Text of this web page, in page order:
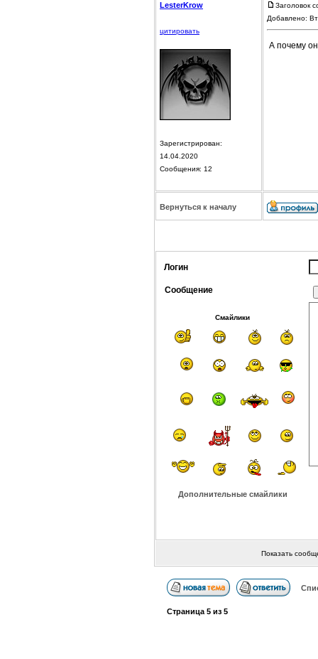
LesterKrow
цитировать
Зарегистрирован:
14.04.2020
Сообщения: 12
Заголовок
Добавлено:
А почему
Вернуться к началу
Логин
Сообщение
Смайлики
Дополнительные смайлики
Показать
Страница 5из 5